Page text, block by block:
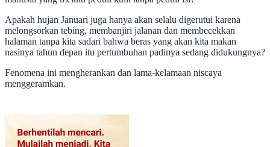
Apakah hujan Januari juga hanya akan selalu digerutui karena
melongsorkan tebing, membanjiri jalanan dan membecekkan
halaman tanpa kita sadari bahwa beras yang akan kita makan
nasinya tahun depan itu pertumbuhan padinya sedang didukungnya?
Fenomena ini mengherankan dan lama-kelamaan niscaya
menggeramkan.